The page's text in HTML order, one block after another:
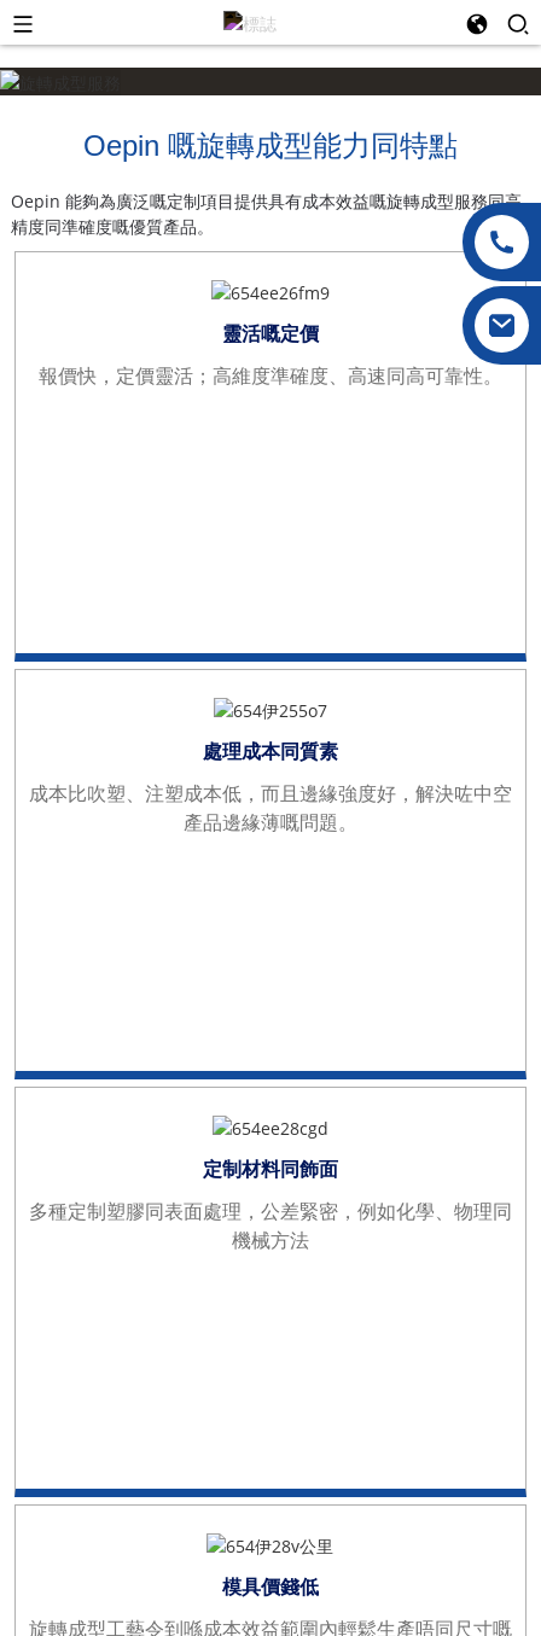
Oepin 嘅旋轉成型能力同特點
Oepin 能夠為廣泛嘅定制項目提供具有成本效益嘅旋轉成型服務同高
精度同準確度嘅優質產品。
靈活嘅定價
報價快，定價靈活；高維度準確度、高速同高可靠性。
處理成本同質素
成本比吹塑、注塑成本低，而且邊緣強度好，解決咗中空
產品邊緣薄嘅問題。
定制材料同飾面
多種定制塑膠同表面處理，公差緊密，例如化學、物理同
機械方法
模具價錢低
旋轉成型工藝令到喺成本效益範圍內輕鬆生產唔同尺寸嘅